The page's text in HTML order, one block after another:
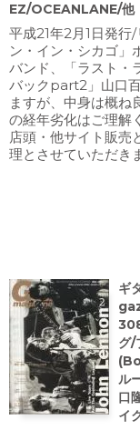
EZ/OCEANLANE/他
平成21年2月1日発行
ン・イン・シカゴ」
バンド、「ラスト・
バックpart2」山口
ますが、中身は概ね
の経年劣化はご理解
店頭・他サイト販売
理とさせていただき
ギ
グ/
ル
口
イ